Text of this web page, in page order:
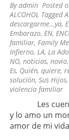
Byadmin Posted
ALCOHOL Tagged
descargarme…ya,
Embarazo, EN,
familiar, Family
Infierno, LA, La
NO, noticias, novio,
Es, Quién, quiere,
solución, Sus Hijos,
violencia familiar
Les cuento,
y lo amo un
amor de mi